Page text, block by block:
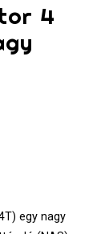
4
egy nagy